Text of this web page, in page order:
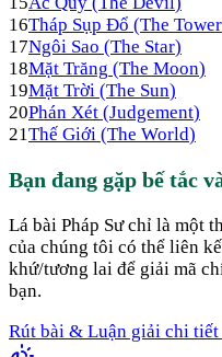
16Tháp Sụp Đổ (The Tower
17Ngôi Sao (The Star)
18Mặt Trăng (The Moon)
19Mặt Trời (The Sun)
20Phán Xét (Judgement)
21Thế Giới (The World)
Bạn đang gặp bế tắc
Lá bài Pháp Sưchỉ là một
của chúng tôi có thể liên
khứ/tương lai để giải mã
bạn.
Rút bài & Luận giải chi